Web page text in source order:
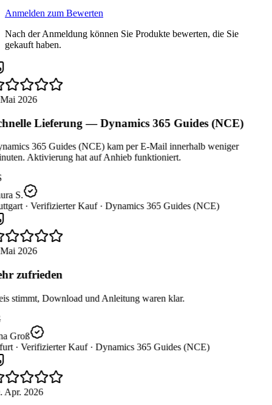
Anmelden zum Bewerten
Nach der Anmeldung können Sie Produkte bewerten, die Sie
gekauft haben.
2026
Lieferung — Dynamics 365 Guides (NCE)
365 Guides (NCE) kam per E-Mail innerhalb weniger
Aktivierung hat auf Anhieb funktioniert.
S.
· Verifizierter Kauf · Dynamics 365 Guides (NCE)
2026
zufrieden
stimmt, Download und Anleitung waren klar.
Groß
· Verifizierter Kauf · Dynamics 365 Guides (NCE)
Apr. 2026